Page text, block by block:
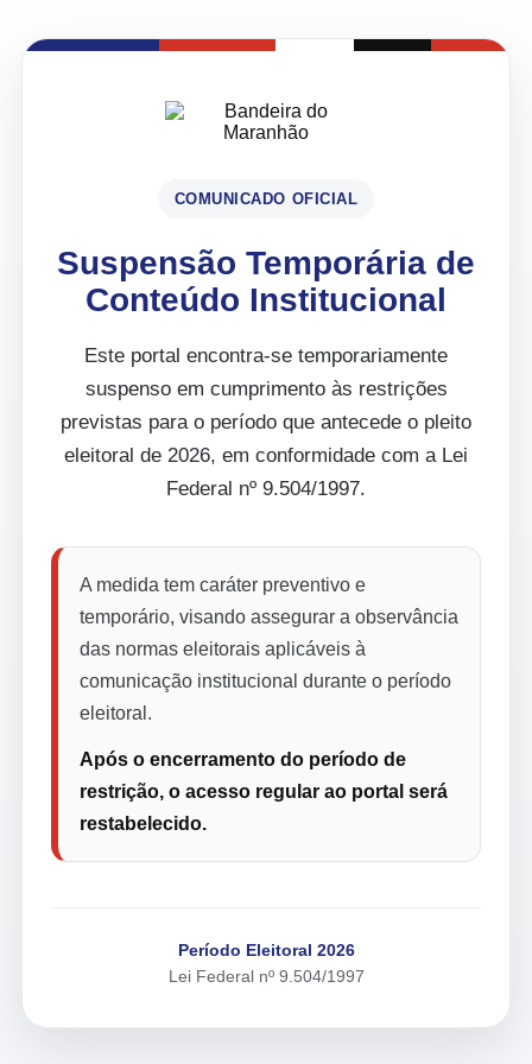
COMUNICADO OFICIAL
Suspensão Temporária de
Conteúdo Institucional
Este portal encontra-se temporariamente
suspenso em cumprimento às restrições
previstas para o período que antecede o pleito
eleitoral de 2026, em conformidade com a Lei
Federal nº 9.504/1997.
A medida tem caráter preventivo e
temporário, visando assegurar a observância
das normas eleitorais aplicáveis à
comunicação institucional durante o período
eleitoral.
Após o encerramento do período de
restrição, o acesso regular ao portal será
restabelecido.
Período Eleitoral 2026
Lei Federal nº 9.504/1997